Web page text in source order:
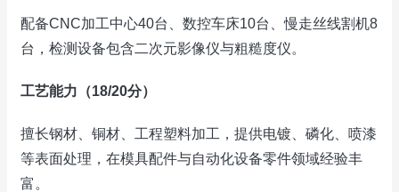
配备CNC加工中心40台、数控车床10台、慢走丝线割机8
台，检测设备包含二次元影像仪与粗糙度仪。
工艺能力（18/20分）
擅长钢材、铜材、工程塑料加工，提供电镀、磷化、喷漆
等表面处理，在模具配件与自动化设备零件领域经验丰
富。